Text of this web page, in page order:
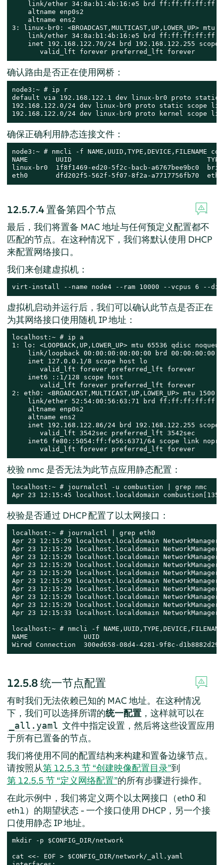
link/ether 34:8a:b1:4b:16:e5 brd
    altname enp0s2
    altname ens2
3: linux-br0:
link/ether 34:8a:b1:4b:16:e5 brd
inet 192.168.122.70/24 brd 192.168.122.255 scope
       valid_lft forever preferred_lft forever
确认路由是否正在使用网桥：
node3:~ # ip r
default via 192.168.122.1 dev linux-br0 proto static
192.168.122.0/24 dev linux-br0 proto static scope
192.168.122.0/24 dev linux-br0 proto kernel scope
确保正确利用静态连接文件：
node3:~ # nmcli -f NAME,UUID,TYPE,DEVICE,FILENAME
NAME       UUID                                  TYPE
linux-br0  1f8f1469-ed20-5f2c-bacb-a6767bee9bc0
eth0       dfd202f5-562f-5f07-8f2a-a7717756fb70
12.5.7.4置备第四个节点
最后，我们将置备 MAC 地址与任何预定义配置都不
匹配的节点。在这种情况下，我们将默认使用 DHCP
来配置网络接口。
我们来创建虚拟机：
virt-install --name node4 --ram 10000 --vcpus 6 --
虚拟机启动并运行后，我们可以确认此节点是否正在
为其网络接口使用随机 IP 地址：
localhost:~ # ip a
1: lo: <LOOPBACK,UP,LOWER_UP> mtu 65536 qdisc
link/loopback 00:00:00:00:00:00 brd
    inet 127.0.0.1/8 scope host lo
       valid_lft forever preferred_lft forever
    inet6 ::1/128 scope host
       valid_lft forever preferred_lft forever
2: eth0: <BROADCAST,MULTICAST,UP,LOWER_UP>
link/ether 52:54:00:56:63:71 brd
    altname enp0s2
    altname ens2
inet 192.168.122.86/24 brd 192.168.122.255
       valid_lft 3542sec preferred_lft 3542sec
inet6 fe80::5054:ff:fe56:6371/64 scope link
       valid_lft forever preferred_lft forever
校验 nmc 是否无法为此节点应用静态配置：
localhost:~ # journalctl -u combustion | grep nmc
Apr 23 12:15:45 localhost.localdomain
校验是否通过 DHCP 配置了以太网接口：
localhost:~ # journalctl | grep eth0
Apr 23 12:15:29 localhost.localdomain
Apr 23 12:15:29 localhost.localdomain
Apr 23 12:15:29 localhost.localdomain
Apr 23 12:15:29 localhost.localdomain
Apr 23 12:15:29 localhost.localdomain
Apr 23 12:15:29 localhost.localdomain
Apr 23 12:15:29 localhost.localdomain
Apr 23 12:15:29 localhost.localdomain
Apr 23 12:15:29 localhost.localdomain
Apr 23 12:15:33 localhost.localdomain
localhost:~ # nmcli -f
NAME              UUID
Wired Connection  300ed658-08d4-4281-9f8c-
12.5.8统一节点配置
有时我们无法依赖已知的 MAC 地址。在这种情况
下，我们可以选择所谓的统一配置，这样就可以在
_all.yaml 文件中指定设置，然后将这些设置应用
于所有已置备的节点。
我们将使用不同的配置结构来构建和置备边缘节点。
请按照从第 12.5.3 节 “创建映像配置目录”到
第 12.5.5 节 “定义网络配置”的所有步骤进行操作。
在此示例中，我们将定义两个以太网接口（eth0 和
eth1）的期望状态 - 一个接口使用 DHCP，另一个接
口使用静态 IP 地址。
mkdir -p $CONFIG_DIR/network
cat <<- EOF > $CONFIG_DIR/network/_all.yaml